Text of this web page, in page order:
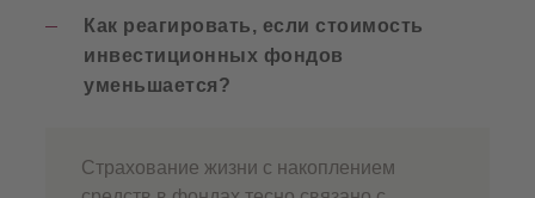
Как реагировать, если стоимость
инвестиционных фондов
уменьшается?
Страхование жизни с накоплением